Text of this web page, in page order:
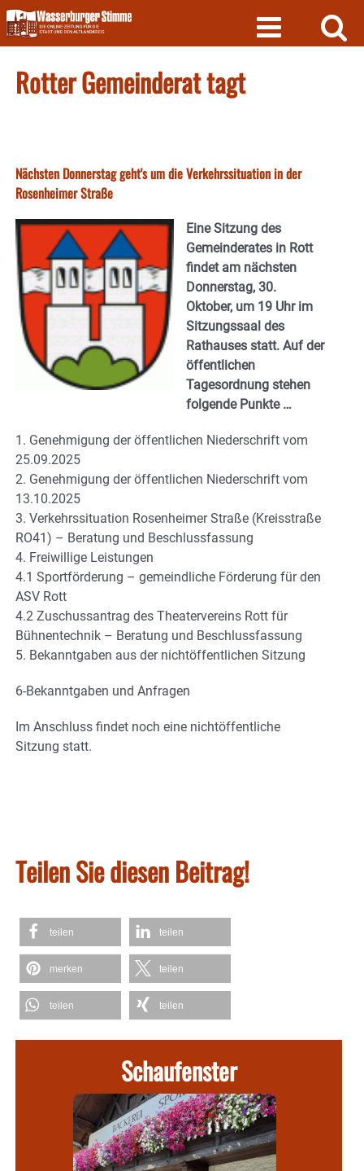
Skip
to
content
Rotter Gemeinderat tagt
Nächsten Donnerstag geht's um die Verkehrssituation in der
Rosenheimer Straße
Eine Sitzung des
Gemeinderates in Rott
findet am nächsten
Donnerstag, 30.
Oktober, um 19 Uhr im
Sitzungssaal des
Rathauses statt. Auf der
öffentlichen
Tagesordnung stehen
folgende Punkte …
1. Genehmigung der öffentlichen Niederschrift vom
25.09.2025
2. Genehmigung der öffentlichen Niederschrift vom
13.10.2025
3. Verkehrssituation Rosenheimer Straße (Kreisstraße
RO41) – Beratung und Beschlussfassung
4. Freiwillige Leistungen
4.1 Sportförderung – gemeindliche Förderung für den
ASV Rott
4.2 Zuschussantrag des Theatervereins Rott für
Bühnentechnik – Beratung und Beschlussfassung
5. Bekanntgaben aus der nichtöffentlichen Sitzung
6-Bekanntgaben und Anfragen
Im Anschluss findet noch eine nichtöffentliche
Sitzung statt.
Teilen Sie diesen Beitrag!
teilen teilen
merken teilen
teilen teilen
Schaufenster